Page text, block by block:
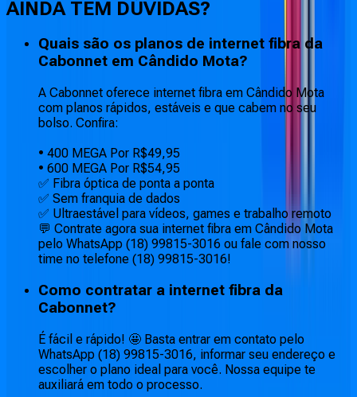
AINDA TEM DÚVIDAS?
Quais são os planos de internet fibra da
Cabonnet em Cândido Mota?
A Cabonnet oferece internet fibra em Cândido Mota
com planos rápidos, estáveis e que cabem no seu
bolso. Confira:
• 400 MEGA Por R$49,95
• 600 MEGA Por R$54,95
✅ Fibra óptica de ponta a ponta
✅ Sem franquia de dados
✅ Ultraestável para vídeos, games e trabalho remoto
💬 Contrate agora sua internet fibra em Cândido Mota
pelo WhatsApp (18) 99815-3016 ou fale com nosso
time no telefone (18) 99815-3016!
Como contratar a internet fibra da
Cabonnet?
É fácil e rápido! 🤩 Basta entrar em contato pelo
WhatsApp (18) 99815-3016, informar seu endereço e
escolher o plano ideal para você. Nossa equipe te
auxiliará em todo o processo.